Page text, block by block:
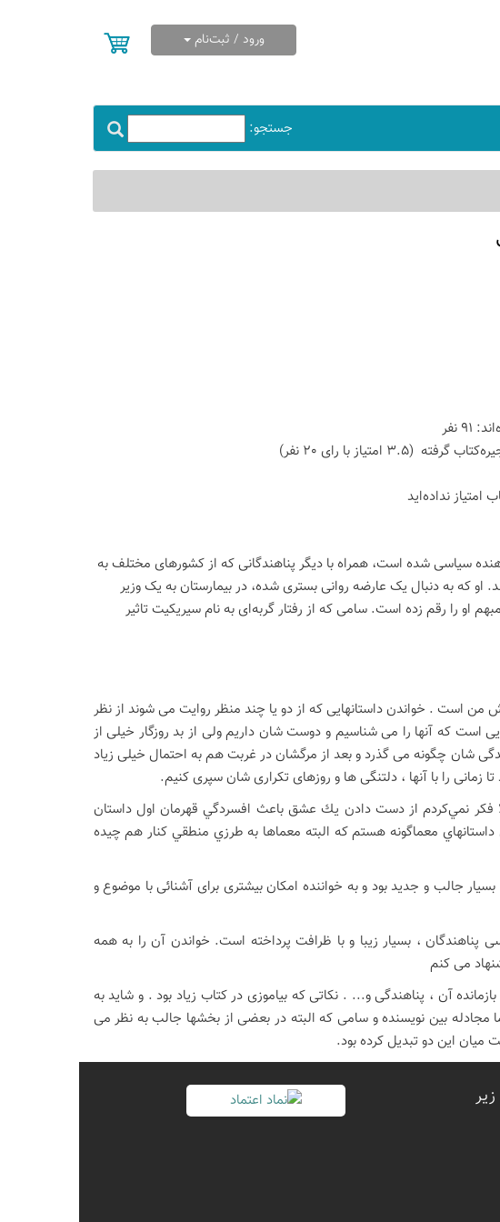
ورود / ثبت‌نام
جستجو:
نفر
(3.5 امتیاز با رای 20 نفر)
امتیاز نداده‌اید
سیاسی شده است، همراه با دیگر پناهندگانی که از کشورهای مختلف به
او که به دنبال یک عارضه روانی بستری شده، در بیمارستان به یک وزیر
را رقم زده است. سامی که از رفتار گربه‌ای به نام سیریکیت تاثیر
من است . خواندن داستانهایی که از دو یا چند منظر روایت می شوند از نظر
است که آنها را می شناسیم و دوست شان داریم ولی از بد روزگار خیلی از
شان چگونه می گذرد و بعد از مرگشان در غربت هم به احتمال خیلی زیاد
را با آنها ، دلتنگی ها و روزهای تکراری شان سپری کنیم.
فكر نمي‌كردم از دست دادن يك عشق باعث افسردگي قهرمان اول داستان
معماگونه هستم كه البته معماها به طرزي منطقي كنار هم چيده
جالب و جدید بود و به خواننده امکان بیشتری برای آشنائی با موضوع و
پناهندگان ، بسیار زیبا و با ظرافت پرداخته است. خواندن آن را به همه
می کنم
آن ، پناهندگی و... . نکاتی که بیاموزی در کتاب زیاد بود . و شاید به
بین نویسنده و سامی که البته در بعضی از بخشها جالب به نظر می
این دو تبدیل کرده بود.